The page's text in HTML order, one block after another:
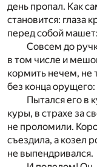
день пропал. Как
становится: глаза
перед собой
Совсем до
в том числе и
кормить нечем, не
без конца
Пытался его в
куры, в страхе за
не проломили.
съездила, а козел
не выпендривался.